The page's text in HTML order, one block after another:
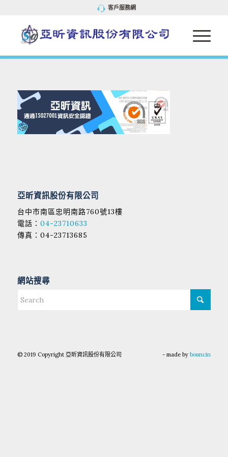
客戶服務網
亞昕資訊股份有限公司
台中市南區忠明南路760號13樓
電話： 04-23710633
傳真：04-23713685
網站搜尋
© 2019 Copyright 亞昕資訊股份有限公司 - made bybouncin